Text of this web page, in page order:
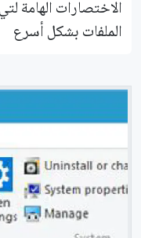
الاختصارات الهامة
الملفات بشكل أسرع